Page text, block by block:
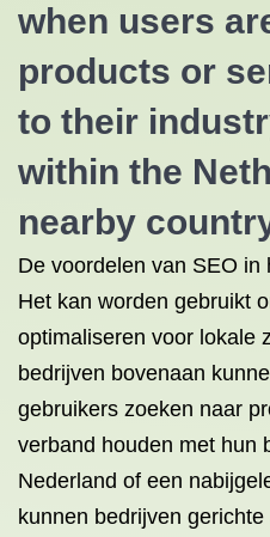
when users
products or
to their
within the
nearby
De voordelen van SEO
Het kan worden gebruikt
optimaliseren voor lokale
bedrijven bovenaan
gebruikers zoeken naar
verband houden met hun
Nederland of een
kunnen bedrijven